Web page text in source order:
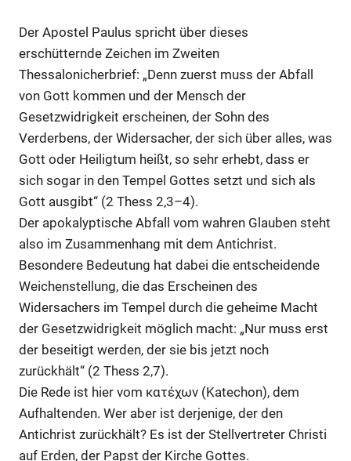
Der Apostel Paulus spricht über dieses
erschütternde Zeichen im Zweiten
Thessalonicherbrief: „Denn zuerst muss der Abfall
von Gott kommen und der Mensch der
Gesetzwidrigkeit erscheinen, der Sohn des
Verderbens, der Widersacher, der sich über alles, was
Gott oder Heiligtum heißt, so sehr erhebt, dass er
sich sogar in den Tempel Gottes setzt und sich als
Gott ausgibt“ (2 Thess 2,3–4).
Der apokalyptische Abfall vom wahren Glauben steht
also im Zusammenhang mit dem Antichrist.
Besondere Bedeutung hat dabei die entscheidende
Weichenstellung, die das Erscheinen des
Widersachers im Tempel durch die geheime Macht
der Gesetzwidrigkeit möglich macht: „Nur muss erst
der beseitigt werden, der sie bis jetzt noch
zurückhält“ (2 Thess 2,7).
Die Rede ist hier vom κατέχων (Katechon), dem
Aufhaltenden. Wer aber ist derjenige, der den
Antichrist zurückhält? Es ist der Stellvertreter Christi
auf Erden, der Papst der Kirche Gottes.